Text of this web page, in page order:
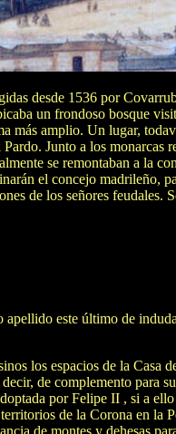
desde 1536 por
un frondoso bosque
más amplio. Un lugar,
Junto a los monarcas
se remontaban a la
el concejo madrileño,
de los señores feudales.
apellido este último de
los espacios de la Casa
de complemento para
por Felipe II , si a
de la Corona en la
de montes y dehesas